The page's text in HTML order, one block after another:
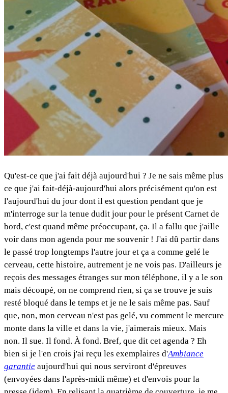
Qu'est-ce que j'ai fait déjà aujourd'hui ? Je ne sais même plus
ce que j'ai fait-déjà-aujourd'hui alors précisément qu'on est
l'aujourd'hui du jour dont il est question pendant que je
m'interroge sur la tenue dudit jour pour le présent Carnet de
bord, c'est quand même préoccupant, ça. Il a fallu que j'aille
voir dans mon agenda pour me souvenir ! J'ai dû partir dans
le passé trop longtemps l'autre jour et ça a comme gelé le
cerveau, cette histoire, autrement je ne vois pas. D'ailleurs je
reçois des messages étranges sur mon téléphone, il y a le son
mais découpé, on ne comprend rien, si ça se trouve je suis
resté bloqué dans le temps et je ne le sais même pas. Sauf
que, non, mon cerveau n'est pas gelé, vu comment le mercure
monte dans la ville et dans la vie, j'aimerais mieux. Mais
non. Il sue. Il fond. À fond. Bref, que dit cet agenda ? Eh
bien si je l'en crois j'ai reçu les exemplaires d'Ambiance
garantie aujourd'hui qui nous serviront d'épreuves
(envoyées dans l'après-midi même) et d'envois pour la